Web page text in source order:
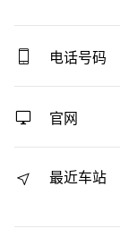
电话号码
官网
最近车站